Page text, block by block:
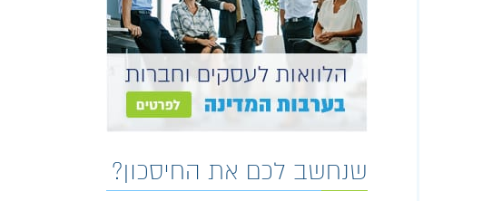
שנחשב לכם את החיסכון?